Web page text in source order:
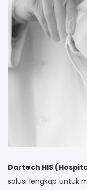
Dartech HIS
solusi lengkap untuk